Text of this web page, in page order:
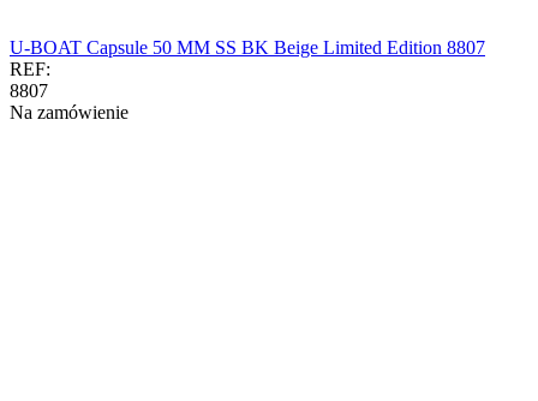
U-BOAT Capsule 50 MM SS BK Beige Limited Edition 8807
REF:
8807
Na zamówienie